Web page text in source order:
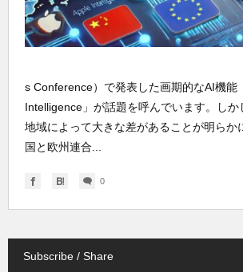
s Conference）で発表した画期的なAI機能
Intelligence」が話題を呼んでいます。しか
地域によって大きな差があることが明らか
国と欧州連合...
0
Subscribe / Share